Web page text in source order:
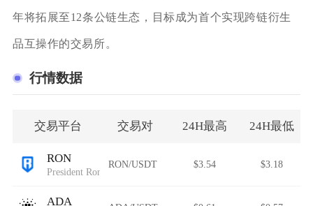
年将拓展至12条公链生态，目标成为首个实现跨链衍生
品互操作的交易所。
行情数据
交易平台 交易对 24H最高 24H最低
RON
President Ron DeSantis
RON/USDT $3.54 $3.18
ADA